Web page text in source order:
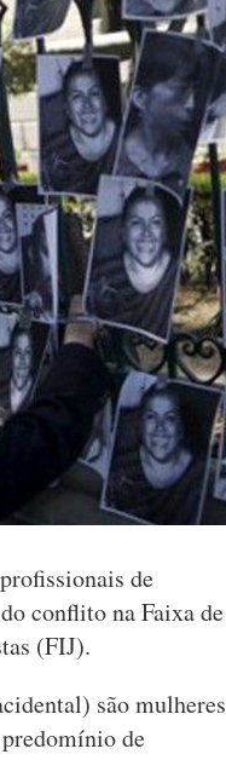
de
conflito na Faixa de
(FIJ).
são mulheres
de